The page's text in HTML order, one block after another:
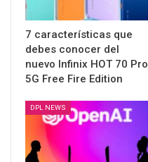
7 características que
debes conocer del
nuevo Infinix HOT 70 Pro
5G Free Fire Edition
DPL NEWS